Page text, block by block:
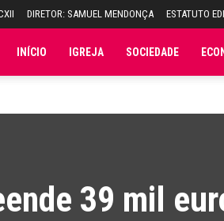
DIRETOR: SAMUEL MENDONÇA ESTATUTO
INÍCIO IGREJA SOCIEDADE
39 mil